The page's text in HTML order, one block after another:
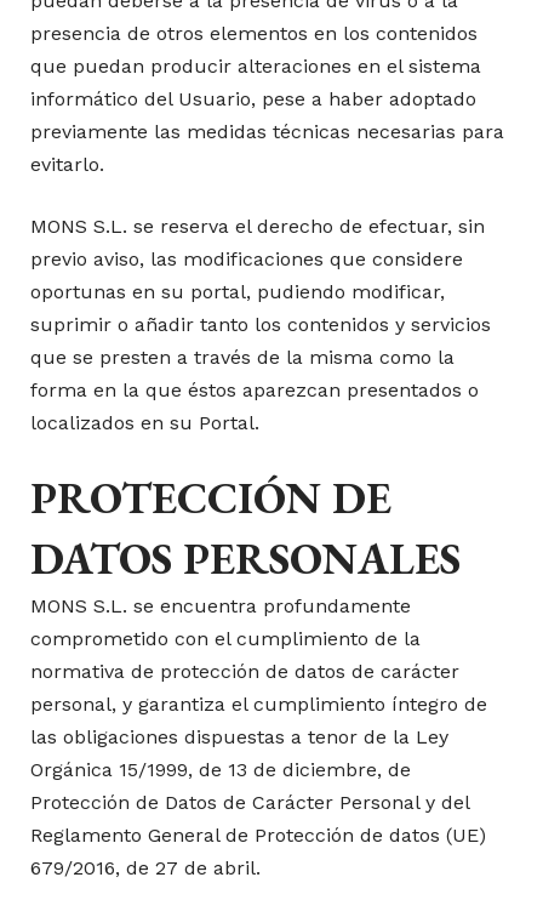
presencia de otros elementos en los contenidos
que puedan producir alteraciones en el sistema
informático del Usuario, pese a haber adoptado
previamente las medidas técnicas necesarias para
evitarlo.
MONS S.L. se reserva el derecho de efectuar, sin
previo aviso, las modificaciones que considere
oportunas en su portal, pudiendo modificar,
suprimir o añadir tanto los contenidos y servicios
que se presten a través de la misma como la
forma en la que éstos aparezcan presentados o
localizados en su Portal.
PROTECCIÓN DE
DATOS PERSONALES
MONS S.L. se encuentra profundamente
comprometido con el cumplimiento de la
normativa de protección de datos de carácter
personal, y garantiza el cumplimiento íntegro de
las obligaciones dispuestas a tenor de la Ley
Orgánica 15/1999, de 13 de diciembre, de
Protección de Datos de Carácter Personal y del
Reglamento General de Protección de datos (UE)
679/2016, de 27 de abril.